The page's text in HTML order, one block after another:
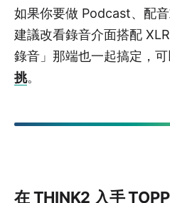
如果你要做 Podcast、配
建議改看錄音介面搭配
錄音」那端也一起搞定，
挑。
在 THINK2 入手